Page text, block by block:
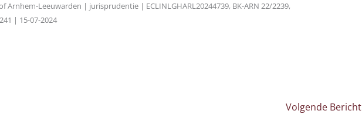
Arnhem-Leeuwarden | jurisprudentie | ECLINLGHARL20244739, BK-ARN 22/2239,
| 15-07-2024
Volgende Bericht